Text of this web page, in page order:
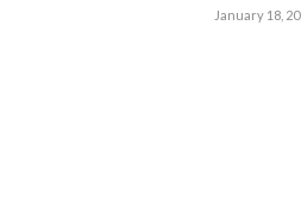
January 18,